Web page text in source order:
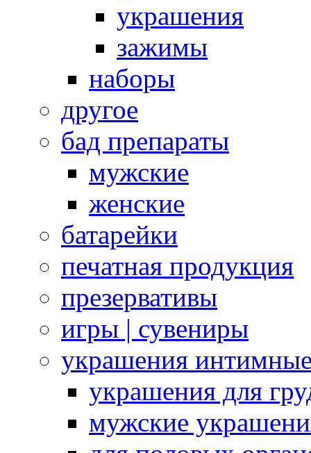
украшения
зажимы
наборы
другое
бад препараты
мужские
женские
батарейки
печатная продукция
презервативы
игры | сувениры
украшения
украшения для
мужские